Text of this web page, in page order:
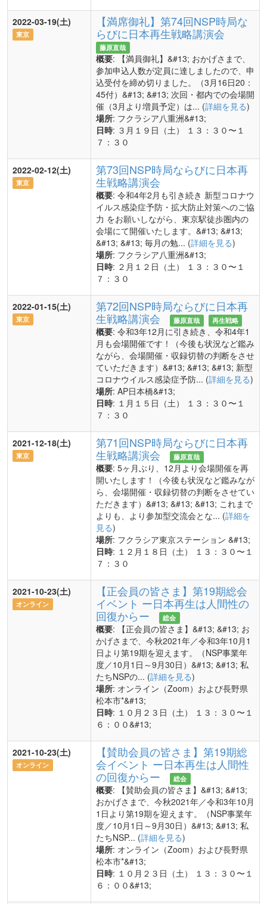
2022-03-19(土)
東京
【満席御礼】第74回NSP時局な
らびに日本再生戦略講演会
藤原直哉
概要: 【満員御礼】&#13; おかげさまで、
参加申込人数が定員に達しましたので、申
込受付を締め切りました。（3月16日20：
45付）&#13; &#13; 次回・都内での会場開
催（3月より増員予定）は... (詳細を見る)
場所: フクラシア八重洲&#13;
日時: ３月１９日（土） １３：３０〜１
７：３０
2022-02-12(土)
東京
第73回NSP時局ならびに日本再
生戦略講演会
概要: 令和4年2月も引き続き 新型コロナウ
イルス感染症予防・拡大防止対策へのご協
力 をお願いしながら、東京駅徒歩圏内の
会場にて開催いたします。&#13; &#13;
&#13; &#13; 毎月の勉... (詳細を見る)
場所: フクラシア八重洲&#13;
日時: ２月１２日（土） １３：３０〜１
７：３０
2022-01-15(土)
東京
第72回NSP時局ならびに日本再
生戦略講演会
藤原直哉 再生戦略
概要: 令和3年12月に引き続き、令和4年1
月も会場開催です！（今後も状況など鑑み
ながら、会場開催・収録切替の判断をさせ
ていただきます）&#13; &#13; &#13; 新型
コロナウイルス感染症予防... (詳細を見る)
場所: AP日本橋&#13;
日時: １月１５日（土） １３：３０〜１
７：３０
2021-12-18(土)
東京
第71回NSP時局ならびに日本再
生戦略講演会
藤原直哉
概要: 5ヶ月ぶり、12月より会場開催を再
開いたします！（今後も状況など鑑みなが
ら、会場開催・収録切替の判断をさせてい
ただきます）&#13; &#13; &#13; これまで
よりも、より参加型交流会とな... (詳細を
見る)
場所: フクラシア東京ステーション &#13;
日時: １２月１８日（土） １３：３０〜１
７：３０
2021-10-23(土)
オンライン
【正会員の皆さま】第19期総会
イベント ー日本再生は人間性の
回復からー
総会
概要: 【正会員の皆さま】&#13; &#13; お
かげさまで、今秋2021年／令和3年10月1
日より第19期を迎えます。（NSP事業年
度／10月1日～9月30日）&#13; &#13; 私
たちNSPの... (詳細を見る)
場所: オンライン（Zoom）および長野県
松本市*&#13;
日時: １０月２３日（土） １３：３０〜１
６：００&#13;
2021-10-23(土)
オンライン
【賛助会員の皆さま】第19期総
会イベント ー日本再生は人間性
の回復からー
総会
概要: 【賛助会員の皆さま】&#13; &#13;
おかげさまで、今秋2021年／令和3年10月
1日より第19期を迎えます。（NSP事業年
度／10月1日～9月30日）&#13; &#13; 私
たちNSP... (詳細を見る)
場所: オンライン（Zoom）および長野県
松本市*&#13;
日時: １０月２３日（土） １３：３０〜１
６：００&#13;